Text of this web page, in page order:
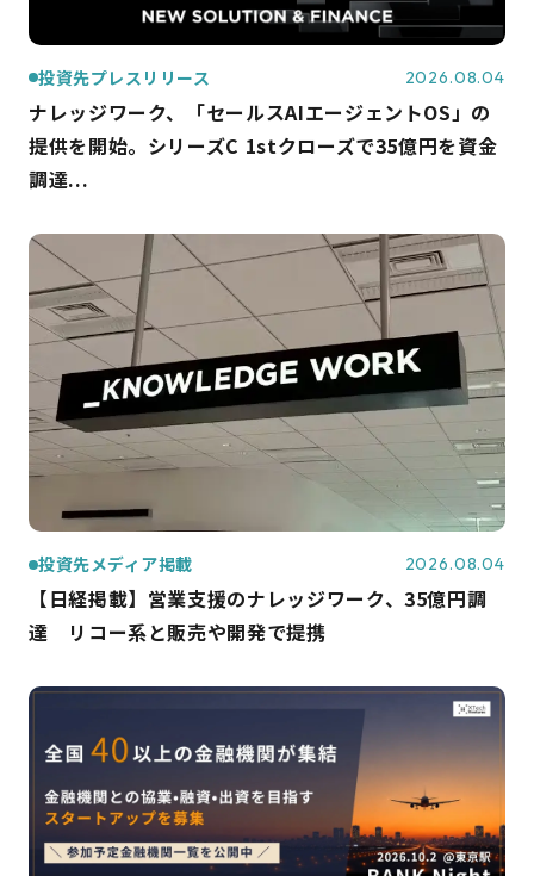
投資先プレスリリース 2026.08.04
ナレッジワーク、「セールスAIエージェントOS」の
提供を開始。シリーズC 1stクローズで35億円を資金
調達...
投資先メディア掲載 2026.08.04
【日経掲載】営業支援のナレッジワーク、35億円調
達 リコー系と販売や開発で提携